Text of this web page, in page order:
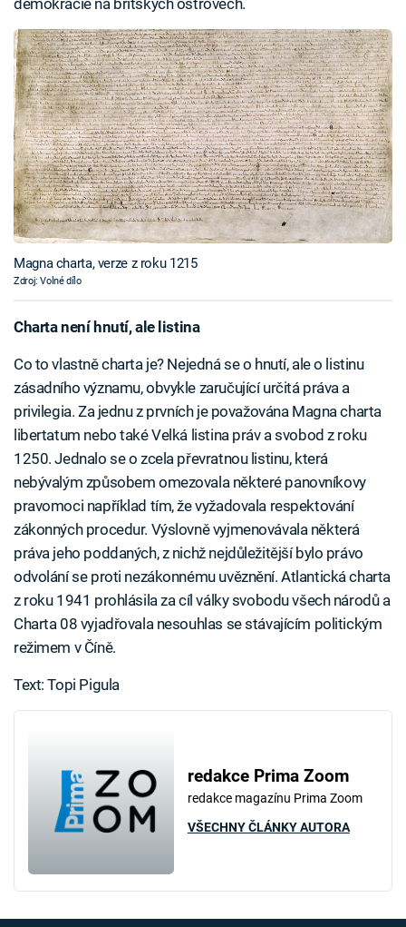
demokracie na britských ostrovech.
Magna charta, verze z roku 1215
Zdroj: Volné dílo
Charta není hnutí, ale listina
Co to vlastně charta je? Nejedná se o hnutí, ale o listinu
zásadního významu, obvykle zaručující určitá práva a
privilegia. Za jednu z prvních je považována Magna charta
libertatum nebo také Velká listina práv a svobod z roku
1250. Jednalo se o zcela převratnou listinu, která
nebývalým způsobem omezovala některé panovníkovy
pravomoci například tím, že vyžadovala respektování
zákonných procedur. Výslovně vyjmenovávala některá
práva jeho poddaných, z nichž nejdůležitější bylo právo
odvolání se proti nezákonnému uvěznění. Atlantická charta
z roku 1941 prohlásila za cíl války svobodu všech národů a
Charta 08 vyjadřovala nesouhlas se stávajícím politickým
režimem v Číně.
Text: Topi Pigula
redakce Prima Zoom
redakce magazínu Prima Zoom
VŠECHNY ČLÁNKY AUTORA